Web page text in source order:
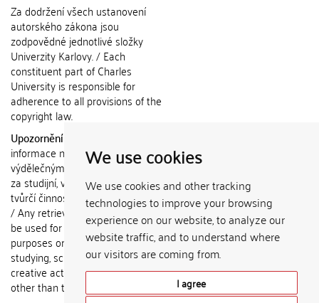
We use cookies
We use cookies and other tracking
technologies to improve your browsing
experience on our website, to analyze our
website traffic, and to understand where
our visitors are coming from.
I agree
Za dodržení všech ustanovení
autorského zákona jsou
zodpovědné jednotlivé složky
Univerzity Karlovy. / Each
constituent part of Charles
University is responsible for
adherence to all provisions of the
copyright law.
Upozornění / Notice:
informace nemohou být použity k
výdělečným účelům nebo vydávány
za studijní, vědeckou nebo jinou
tvůrčí činnost jiné osoby než autora.
/ Any retrieved information shall not
be used for any commercial
purposes or claimed as results of
studying, scientific or any other
creative activities of any person
other than the author.